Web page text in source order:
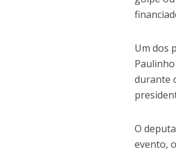
Um dos
durante
O
evento,